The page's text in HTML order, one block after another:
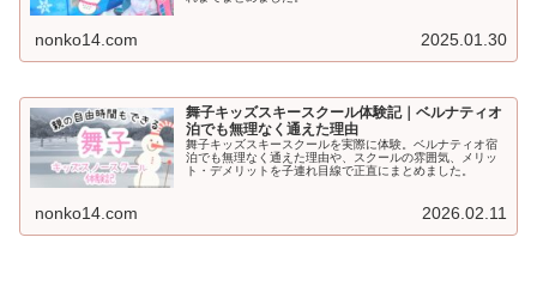
nonko14.com 2025.01.30
舞子キッズスキースクール体験記｜ベルナティオ
泊でも無理なく通えた理由
舞子キッズスキースクールを実際に体験。ベルナティオ宿
泊でも無理なく通えた理由や、スクールの雰囲気、メリッ
ト・デメリットを子連れ目線で正直にまとめました。
nonko14.com 2026.02.11